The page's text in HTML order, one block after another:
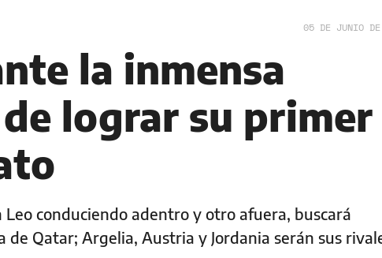
05 DE JUNIO
la inmensa
lograr su primer
Leo conduciendo adentro y otro afuera, buscará
Qatar; Argelia, Austria y Jordania serán sus